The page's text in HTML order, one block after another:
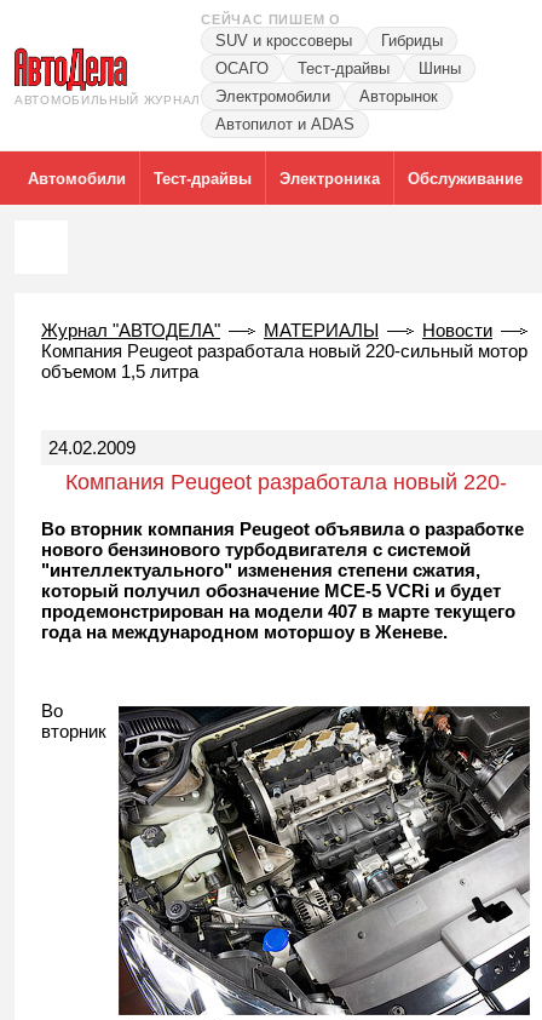
АВТОМОБИЛЬНЫЙ ЖУРНАЛ
СЕЙЧАС ПИШЕМ О
SUV и кроссоверы
Гибриды
ОСАГО
Тест-драйвы
Шины
Электромобили
Авторынок
Автопилот и ADAS
Автомобили Тест-драйвы Электроника Обслуживание
Журнал "АВТОДЕЛА" МАТЕРИАЛЫ
Новости
Компания Peugeot разработала новый 220-сильный мотор
объемом 1,5 литра
24.02.2009
Компания Peugeot разработала новый 220-
сильный мотор объемом 1,5 литра
Во вторник компания Peugeot объявила о разработке
нового бензинового турбодвигателя с системой
"интеллектуального" изменения степени сжатия,
который получил обозначение MCE-5 VCRi и будет
продемонстрирован на модели 407 в марте текущего
года на международном моторшоу в Женеве.
Во
вторник